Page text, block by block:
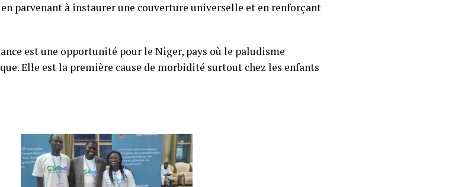
parvenant à instaurer une couverture universelle et en renforçant
est une opportunité pour le Niger, pays où le paludisme
Elle est la première cause de morbidité surtout chez les enfants